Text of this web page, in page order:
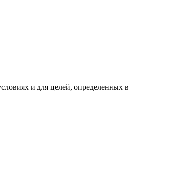
и для целей, определенных в